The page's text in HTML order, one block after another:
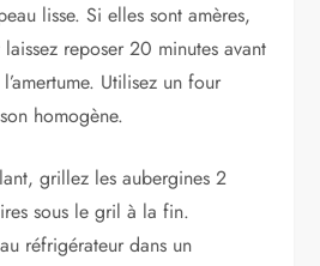
lisse. Si elles sont amères,
reposer 20 minutes avant
Utilisez un four
homogène.
grillez les aubergines 2
sous le gril à la fin.
réfrigérateur dans un